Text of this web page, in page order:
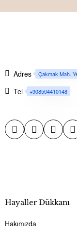
Adres Çakmak Mah.
Tel +908504410148
Hayaller Dükkanı
Hakımızda